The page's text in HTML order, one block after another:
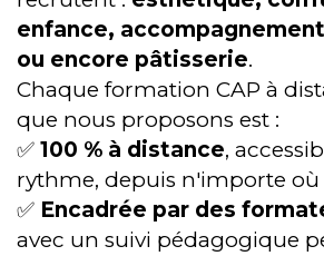
enfance,
ou encore pâtisserie.
Chaque formation CAP à
que nous proposons est :
✅ 100 % à distance,
rythme, depuis n'importe où
✅ Encadrée par des
avec un suivi pédagogique